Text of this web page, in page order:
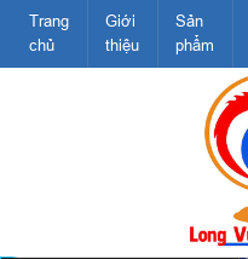
Trang
chủ
Giới
thiệu
Sản
phẩm